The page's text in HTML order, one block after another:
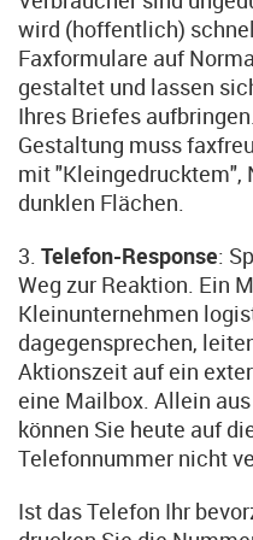
wird (hoffentlich)
Faxformulare auf
gestaltet und lassen
Ihres Briefes
Gestaltung muss
mit "Kleingedrucktem",
dunklen Flächen.
3. Telefon-Response:
Weg zur Reaktion. Ein
Kleinunternehmen
dagegensprechen,
Aktionszeit auf ein
eine Mailbox. Allein
können Sie heute auf
Telefonnummer nicht
Ist das Telefon Ihr